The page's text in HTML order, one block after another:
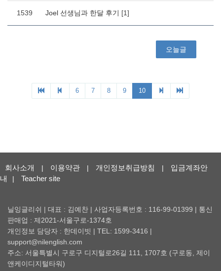
회사소개 | 이용약관 | 개인정보취급방침 |
입금계좌안
내
| Teacher site
닐잉글리쉬 | 대표 : 김예찬 | 사업자등록번호 : 116-99-01399 | 통신
판매업 : 제2021-서울구로-1374호
개인정보 담당자 : 한데이빗 | TEL: 1599-3416 |
support@nilenglish.com
주소: 서울특별시 구로구 디지털로26길 111, 1707호 (구로동, 제이
앤케이디지털타워)